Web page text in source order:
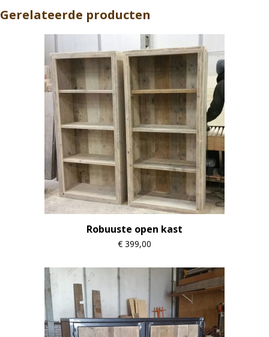
Gerelateerde producten
Robuuste open kast
€ 399,00